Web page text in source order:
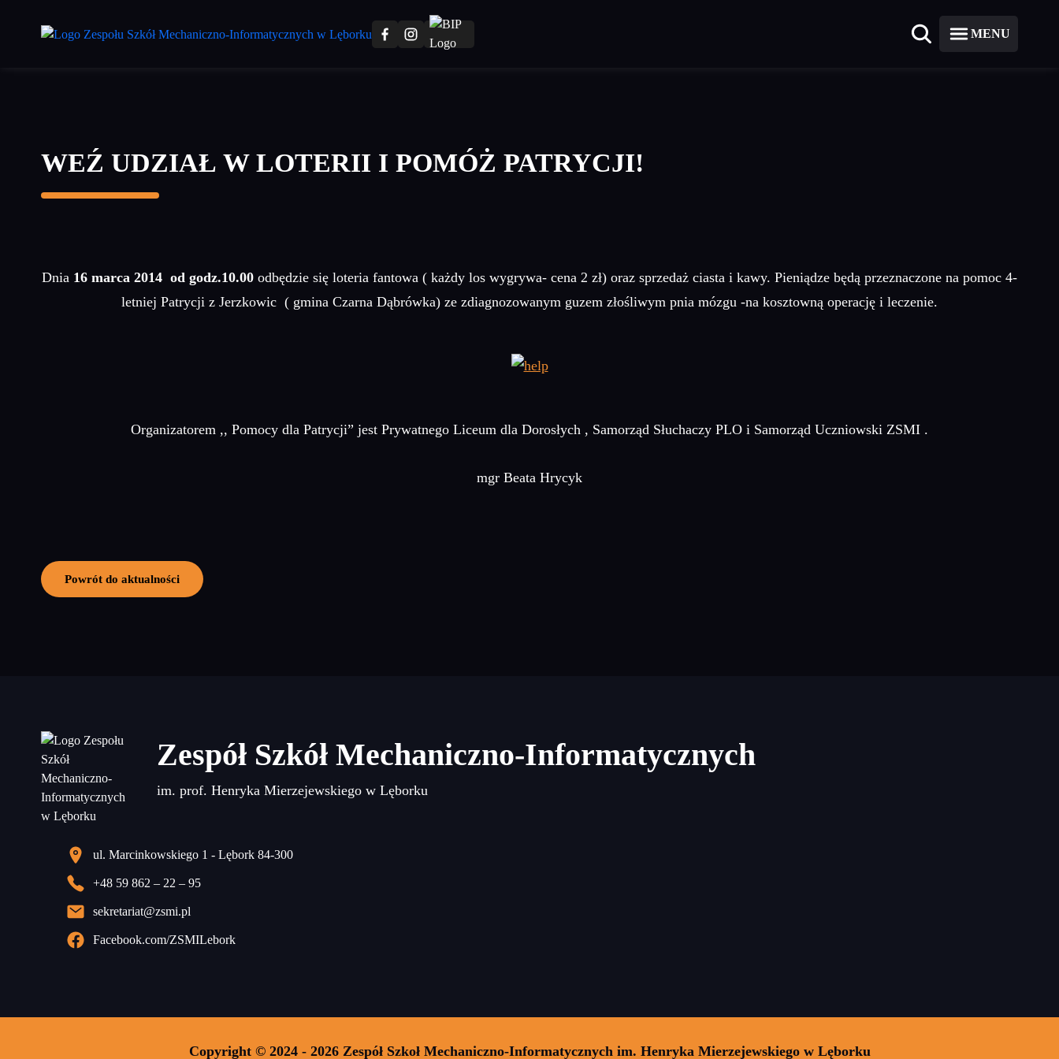
MENU
WEŹ UDZIAŁ W LOTERII I POMÓŻ PATRYCJI!
Dnia 16 marca 2014 od godz.10.00 odbędzie się loteria fantowa ( każdy los wygrywa- cena 2 zł) oraz sprzedaż ciasta i kawy. Pieniądze będą przeznaczone na pomoc 4-
letniej Patrycji z Jerzkowic ( gmina Czarna Dąbrówka) ze zdiagnozowanym guzem złośliwym pnia mózgu -na kosztowną operację i leczenie.
Organizatorem ,, Pomocy dla Patrycji” jest Prywatnego Liceum dla Dorosłych , Samorząd Słuchaczy PLO i Samorząd Uczniowski ZSMI .
mgr Beata Hrycyk
Powrót do aktualności
Zespół Szkół Mechaniczno-Informatycznych
im. prof. Henryka Mierzejewskiego w Lęborku
ul. Marcinkowskiego 1 - Lębork 84-300
+48 59 862 – 22 – 95
sekretariat@zsmi.pl
Facebook.com/ZSMILebork
Copyright © 2024 - 2026 Zespół Szkoł Mechaniczno-Informatycznych im. Henryka Mierzejewskiego w Lęborku